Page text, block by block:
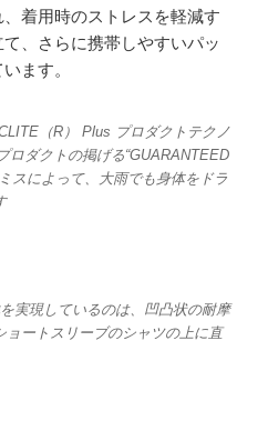
着用時のストレスを軽減す
、さらに携帯しやすいパッ
ます。
（R） Plus プロダクトテクノ
ロダクトの掲げる“GUARANTEED
スによって、大雨でも身体をドラ
実現しているのは、凹凸状の耐摩
ートスリーブのシャツの上に直